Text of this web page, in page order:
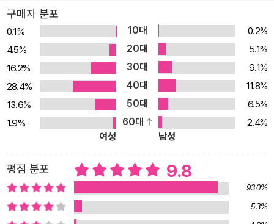
구매자 분포
0.1% 10대
0.2%
4.5%
20대
5.1%
16.2%
30대
9.1%
28.4%
40대
11.8%
13.6%
50대
6.5%
1.9%
60대
2.4%
여성
남성
평점 분포 9.8
93.0%
5.3%